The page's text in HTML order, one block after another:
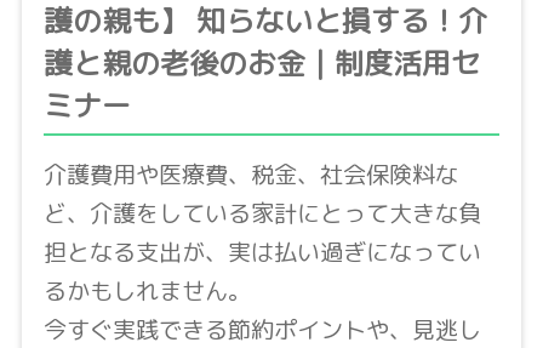
護の親も】 知らないと損する！介
護と親の老後のお金｜制度活用セ
ミナー
介護費用や医療費、税金、社会保険料な
ど、介護をしている家計にとって大きな負
担となる支出が、実は払い過ぎになってい
るかもしれません。
今すぐ実践できる節約ポイントや、見逃し